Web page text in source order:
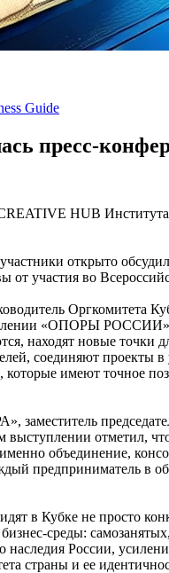
Guide
пресс-
HUB
открыто
от участия во
Оргкомитета
«ОПОРЫ РОССИИ»
находят новые точки
соединяют проекты
которые имеют точное
заместитель
отметил,
объединение,
предприниматель в
в Кубке не просто
бизнес-среды:
наследия России,
страны и ее